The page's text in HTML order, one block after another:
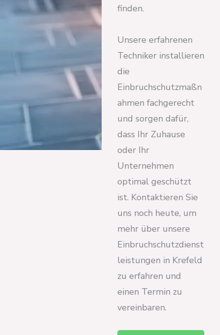
finden.
Unsere erfahrenen
Techniker installieren
die
Einbruchschutzmaßn
ahmen fachgerecht
und sorgen dafür,
dass Ihr Zuhause
oder Ihr
Unternehmen
optimal geschützt
ist. Kontaktieren Sie
uns noch heute, um
mehr über unsere
Einbruchschutzdienst
leistungen in Krefeld
zu erfahren und
einen Termin zu
vereinbaren.